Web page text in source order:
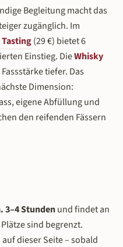
Begleitung macht das
zugänglich. Im
Tasting(29 €) bietet 6
Einstieg. DieWhisky
tiefer. Das
Dimension:
eigene Abfüllung und
den reifenden Fässern
3–4 Stundenund findet an
sind begrenzt.
dieser Seite – sobald